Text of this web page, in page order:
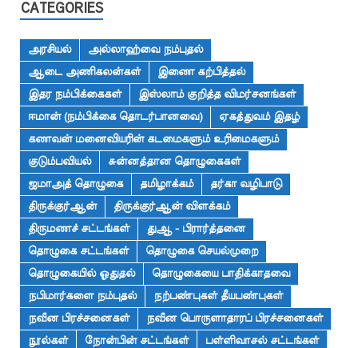
CATEGORIES
அரசியல்
அல்லாஹ்வை நம்புதல்
ஆடை அணிகலன்கள்
இணை கற்பித்தல்
இதர நம்பிக்கைகள்
இஸ்லாம் குறித்த விமர்சனங்கள்
ஈமான் (நம்பிக்கை தொடர்பானவை)
ஏகத்துவம் இதழ்
கணவன் மனைவியரின் கடமைகளும் உரிமைகளும்
குடும்பவியல்
சுன்னத்தான தொழுகைகள்
ஜமாஅத் தொழுகை
தமிழாக்கம்
தர்கா வழிபாடு
திருக்குர்ஆன்
திருக்குர்ஆன் விளக்கம்
திருமணச் சட்டங்கள்
துஆ - பிரார்த்தனை
தொழுகை சட்டங்கள்
தொழுகை செயல்முறை
தொழுகையில் ஓதுதல்
தொழுகையை பாதிக்காதவை
நபிமார்களை நம்புதல்
நற்பண்புகள் தீயபண்புகள்
நவீன பிரச்சனைகள்
நவீன பொருளாதாரப் பிரச்சனைகள்
நூல்கள்
நோன்பின் சட்டங்கள்
பள்ளிவாசல் சட்டங்கள்